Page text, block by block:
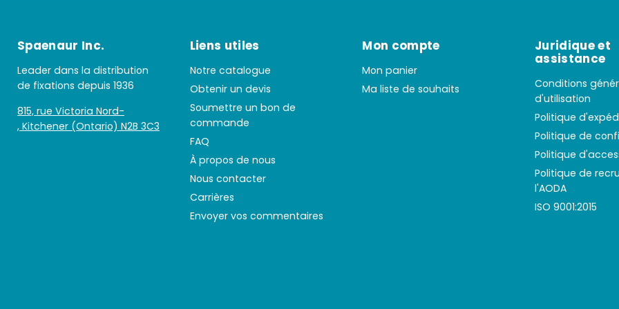
Spaenaur Inc.
Leader dans la distribution
de fixations depuis 1936
815, rue Victoria Nord-
, Kitchener (Ontario) N2B 3C3
Liens utiles
Notre catalogue
Obtenir un devis
Soumettre un bon de
commande
FAQ
À propos de nous
Nous contacter
Carrières
Envoyer vos commentaires
Mon compte
Mon panier
Ma liste de souhaits
Juridique et
assistance
Conditions
d'utilisation
Politique
Politique de
Politique
Politique de
l'AODA
ISO 9001:2015